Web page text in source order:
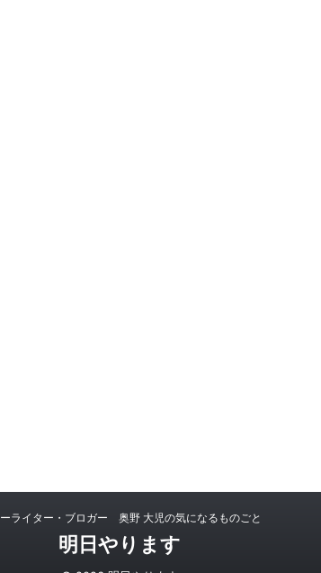
ライター・ブロガー 奥野 大児の気になるものごと
明日やります